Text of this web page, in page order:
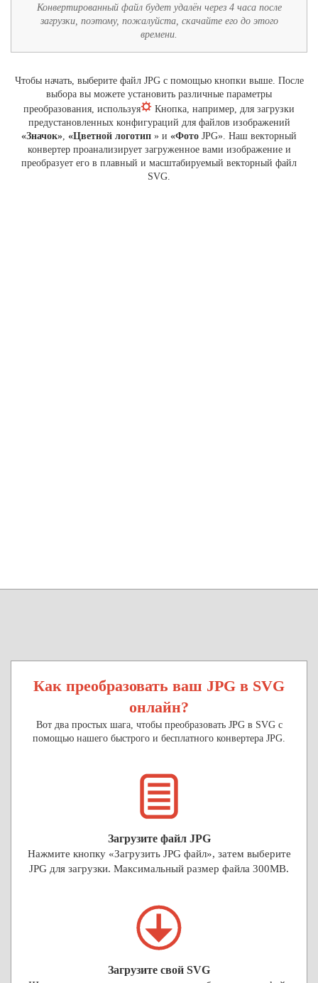
Конвертированный файл будет удалён через 4 часа после
загрузки, поэтому, пожалуйста, скачайте его до этого
времени.
Чтобы начать, выберите файл JPG с помощью кнопки выше. После
выбора вы можете установить различные параметры
преобразования, используя
Кнопка, например, для загрузки
предустановленных конфигураций для файлов изображений
«Значок», «Цветной логотип » и «Фото JPG». Наш векторный
конвертер проанализирует загруженное вами изображение и
преобразует его в плавный и масштабируемый векторный файл
SVG.
Как преобразовать ваш JPG в SVG
онлайн?
Вот два простых шага, чтобы преобразовать JPG в SVG с
помощью нашего быстрого и бесплатного конвертера JPG.
Загрузите файл JPG
Нажмите кнопку «Загрузить JPG файл», затем выберите
JPG для загрузки. Максимальный размер файла 300MB.
Загрузите свой SVG